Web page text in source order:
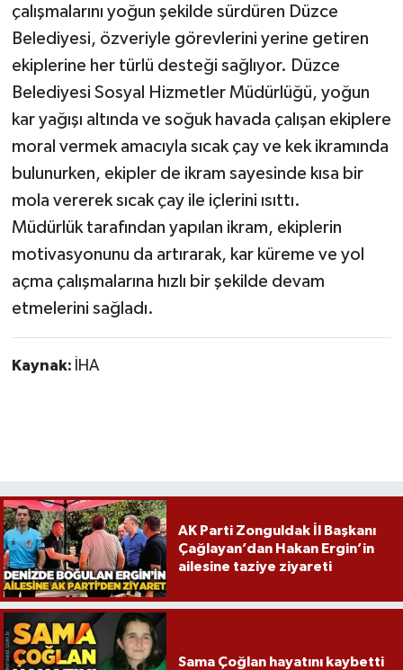
çalışmalarını yoğun şekilde sürdüren Düzce
Belediyesi, özveriyle görevlerini yerine getiren
ekiplerine her türlü desteği sağlıyor. Düzce
Belediyesi Sosyal Hizmetler Müdürlüğü, yoğun
kar yağışı altında ve soğuk havada çalışan ekiplere
moral vermek amacıyla sıcak çay ve kek ikramında
bulunurken, ekipler de ikram sayesinde kısa bir
mola vererek sıcak çay ile içlerini ısıttı.
Müdürlük tarafından yapılan ikram, ekiplerin
motivasyonunu da artırarak, kar küreme ve yol
açma çalışmalarına hızlı bir şekilde devam
etmelerini sağladı.
Kaynak: İHA
AK Parti Zonguldak İl Başkanı
Çağlayan’dan Hakan Ergin’in
ailesine taziye ziyareti
Sama Çoğlan hayatını kaybetti
Kültür - Sanat
MAGAZİN
Politika
Resmi İlan
Röportaj
Sağlık
SİYASET
Spor